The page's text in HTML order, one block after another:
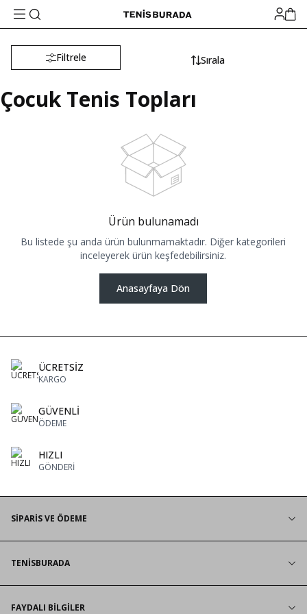
Filtrele Sırala
Çocuk Tenis Topları
Ürün bulunamadı
Bu listede şu anda ürün bulunmamaktadır. Diğer kategorileri
inceleyerek ürün keşfedebilirsiniz.
Anasayfaya Dön
ÜCRETSİZ
KARGO
GÜVENLİ
ÖDEME
HIZLI
GÖNDERİ
SİPARİS VE ÖDEME
TENİSBURADA
FAYDALI BİLGİLER